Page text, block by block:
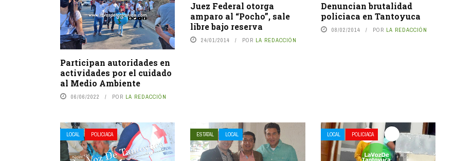
Participan autoridades en
actividades por el cuidado
al Medio Ambiente
06/06/2022 POR LA REDACCIÓN
Juez Federal otorga
amparo al “Pocho”, sale
libre bajo reserva
24/01/2014 POR LA REDACCIÓN
Denuncian brutalidad
policiaca en Tantoyuca
08/02/2014 POR LA REDACCIÓN
LOCAL POLICIACA ESTATAL LOCAL LOCAL POLICIACA